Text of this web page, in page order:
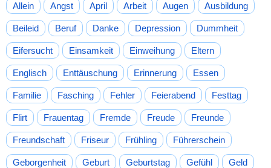
Allein Angst April Arbeit Augen Ausbildung
Beileid Beruf Danke Depression Dummheit
Eifersucht Einsamkeit Einweihung Eltern
Englisch Enttäuschung Erinnerung Essen
Familie Fasching Fehler Feierabend Festtag
Flirt Frauentag Fremde Freude Freunde
Freundschaft Friseur Frühling Führerschein
Geborgenheit Geburt Geburtstag Gefühl Geld